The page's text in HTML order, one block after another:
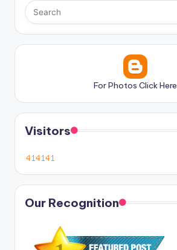
For Photos Click Here
Visitors
Our Recognition